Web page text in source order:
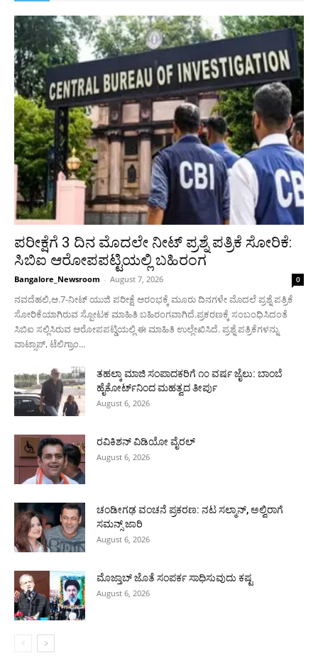
ಪರೀಕ್ಷೆಗೆ 3 ದಿನ ಮೊದಲೇ ನೀಟ್ ಪ್ರಶ್ನೆ ಪತ್ರಿಕೆ ಸೋರಿಕೆ:
ಸಿಬಿಐ ಆರೋಪಪಟ್ಟಿಯಲ್ಲಿ ಬಹಿರಂಗ
Bangalore_Newsroom - August 7, 2026 0
ನವದೆಹಲಿ,ಆ.7-ನೀಟ್ ಯುಜಿ ಪರೀಕ್ಷೆ ಆರಂಭಕ್ಕೆ ಮೂರು ದಿನಗಳೇ ಮೊದಲೆ‌ ಪ್ರಶ್ನೆ ಪತ್ರಿಕೆ
ಸೋರಿಕೆಯಾಗಿರುವ ಸ್ಪೋಟಕ ಮಾಹಿತಿ ಬಹಿರಂಗವಾಗಿದೆ.ಪ್ರಕರಣಕ್ಕೆ ಸಂಬಂಧಿಸಿದಂತೆ
ಸಿಬಿಐ ಸಲ್ಲಿಸಿರುವ ಆರೋಪಪಟ್ಡಿಯಲ್ಲಿ ಈ ಮಾಹಿತಿ ಉಲ್ಲೇಖಿಸಿದೆ. ಪ್ರಶ್ನೆ ಪತ್ರಿಕೆಗಳನ್ನು
ವಾಟ್ಸಾಪ್, ಟೆಲಿಗ್ರಾಂ...
ತಹಲ್ಕಾ ಮಾಜಿ ಸಂಪಾದಕರಿಗೆ ೧೦ ವರ್ಷ ಜೈಲು: ಬಾಂಬೆ
ಹೈಕೋರ್ಟ್‌ನಿಂದ ಮಹತ್ವದ ತೀರ್ಪು
August 6, 2026
ರವಿಕಿಶನ್ ವಿಡಿಯೋ ವೈರಲ್
August 6, 2026
ಚಂಡೀಗಢ ವಂಚನೆ ಪ್ರಕರಣ: ನಟ ಸಲ್ಮಾನ್, ಅಲ್ವಿರಾಗೆ
ಸಮನ್ಸ್ ಜಾರಿ
August 6, 2026
ಮೊಜ್ತಾಬ್ ಜೊತೆ ಸಂಪರ್ಕ ಸಾಧಿಸುವುದು ಕಷ್ಟ
August 6, 2026